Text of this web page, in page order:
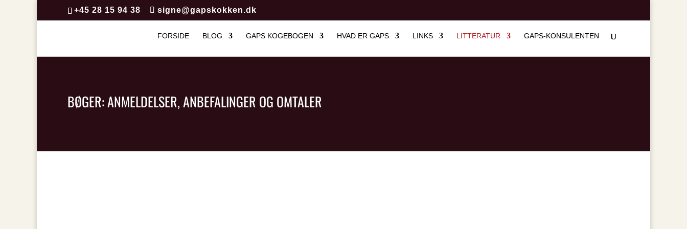
+45 28 15 94 38 signe@gapskokken.dk
FORSIDE BLOG GAPS KOGEBOGEN HVAD ER GAPS LINKS LITTERATUR GAPS-KONSULENTEN
BØGER: ANMELDELSER, ANBEFALINGER OG OMTALER